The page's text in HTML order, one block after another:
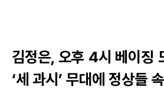
김정은, 오후 4시 베이징
‘세 과시’ 무대에 정상들